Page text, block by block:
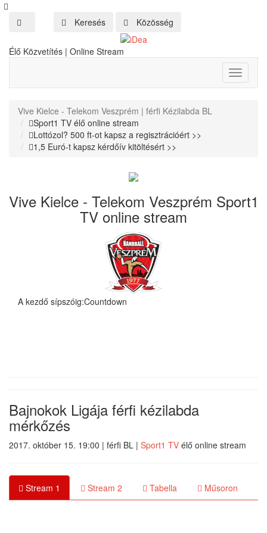
Keresés Közösség
Élő Közvetítés | Online Stream
Toggle
Vive Kielce - Telekom Veszprém | férfi Kézilabda BL
Sport1 TV élő online stream
Lottózol? 500 ft-ot kapsz a regisztrációért >>
1,5 Euró-t kapsz kérdőív kitöltésért >>
Vive Kielce - Telekom Veszprém Sport1
TV online stream
A kezdő sípszóig:Countdown
Bajnokok Ligája férfi kézilabda
mérkőzés
2017. október 15. 19:00 | férfi BL | Sport1 TV élő online stream
Stream 1 Stream 2 Tabella Műsoron